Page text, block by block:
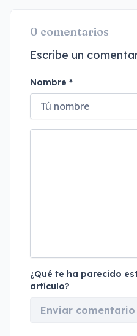
0 comentarios
Escribe un
Nombre *
¿Qué te ha parecido
artículo?
Enviar comentario